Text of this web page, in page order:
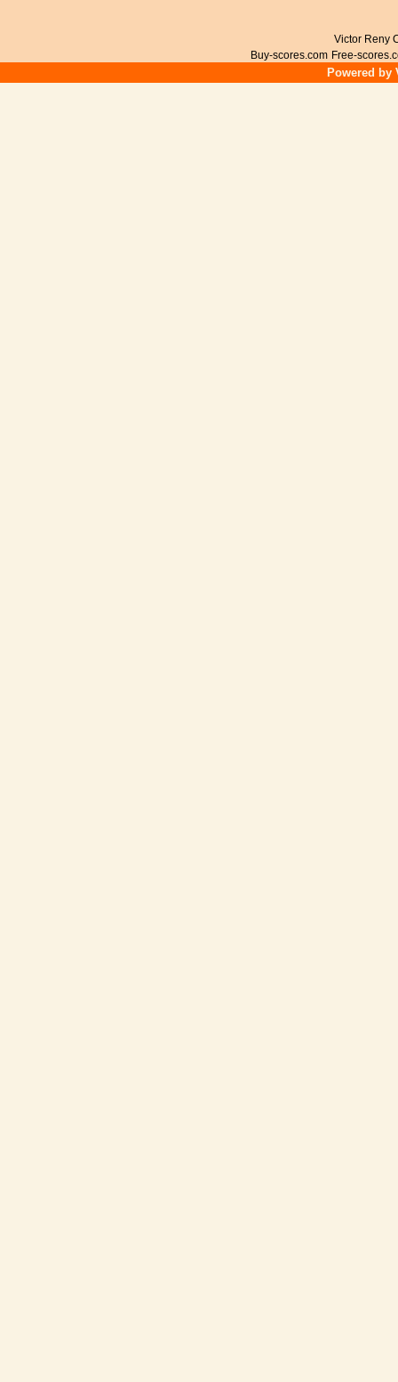
Victor Reny
Buy-scores.com Free-
Powered by